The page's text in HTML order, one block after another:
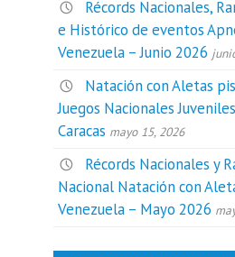
Récords Nacionales,
e Histórico de eventos
Venezuela – Junio 2026
Natación con Aletas
Juegos Nacionales
Caracas mayo 15, 2026
Récords Nacionales y
Nacional Natación con
Venezuela – Mayo 2026